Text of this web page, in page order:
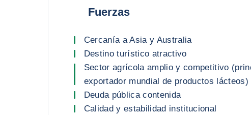
Fuerzas
Cercanía a Asia y Australia
Destino turístico atractivo
Sector agrícola amplio y competitivo
exportador mundial de productos lácteos)
Deuda pública contenida
Calidad y estabilidad institucional